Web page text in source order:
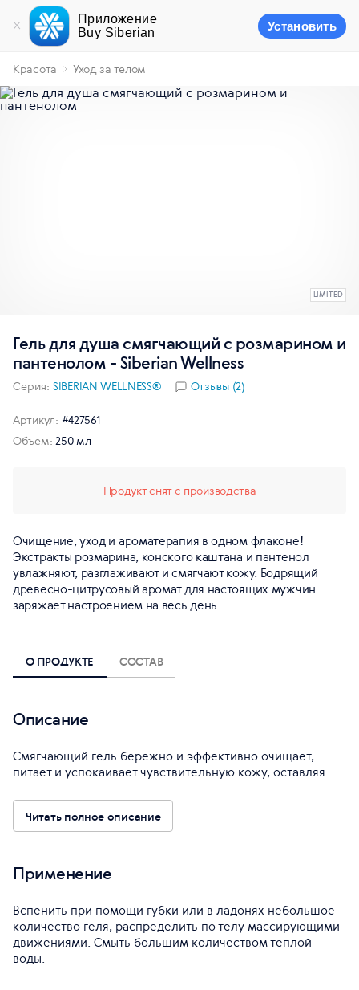
Приложение
Buy Siberian
Установить
Красота Уход за телом
LIMITED
Гель для душа смягчающий с розмарином и
пантенолом - Siberian Wellness
Серия: SIBERIAN WELLNESS® Отзывы (2)
Очищение, уход и ароматерапия в одном флаконе!
Экстракты розмарина, конского каштана и пантенол
увлажняют, разглаживают и смягчают кожу. Бодрящий
древесно-цитрусовый аромат для настоящих мужчин
заряжает настроением на весь день.
Продукт снят с производства
Артикул: #427561
Объем: 250 мл
О ПРОДУКТЕ СОСТАВ
Описание
Смягчающий гель бережно и эффективно очищает,
питает и успокаивает чувствительную кожу, оставляя ...
Читать полное описание
Применение
Вспенить при помощи губки или в ладонях небольшое
количество геля, распределить по телу массирующими
движениями. Смыть большим количеством теплой
воды.